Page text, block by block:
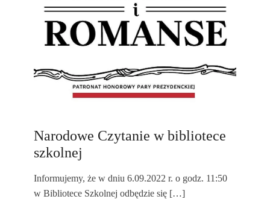
Narodowe Czytanie w bibliotece
szkolnej
Informujemy, że w dniu 6.09.2022 r. o godz. 11:50
w Bibliotece Szkolnej odbędzie się […]